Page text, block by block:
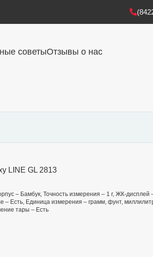
советыОтзывы о нас
LINE GL 2813
– Бамбук, Точность измерения – 1 г, ЖК-
– Есть, Единица измерения – грамм, фунт,
тары – Есть